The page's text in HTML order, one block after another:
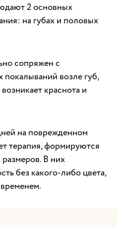
2 основных
на губах и половых
сопряжен с
возле губ,
краснота и
на поврежденном
терапия, формируются
В них
без какого-либо цвета,